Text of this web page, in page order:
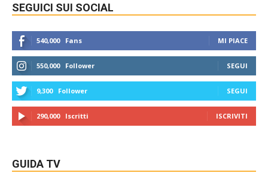
SEGUICI SUI SOCIAL
540,000 Fans MI PIACE
550,000 Follower SEGUI
9,300 Follower SEGUI
290,000 Iscritti ISCRIVITI
GUIDA TV